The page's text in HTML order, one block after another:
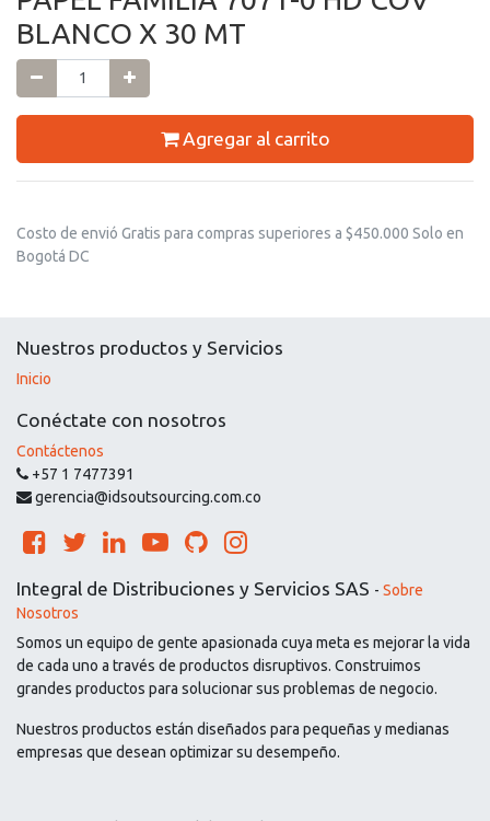
BLANCO X 30 MT
Agregar al carrito
Costo de envió Gratis para compras superiores a $450.000 Solo en
Bogotá DC
Nuestros productos y Servicios
Inicio
Conéctate con nosotros
Contáctenos
+57 1 7477391
gerencia@idsoutsourcing.com.co
Integral de Distribuciones y Servicios SAS - Sobre
Nosotros
Somos un equipo de gente apasionada cuya meta es mejorar la vida
de cada uno a través de productos disruptivos. Construimos
grandes productos para solucionar sus problemas de negocio.
Nuestros productos están diseñados para pequeñas y medianas
empresas que desean optimizar su desempeño.